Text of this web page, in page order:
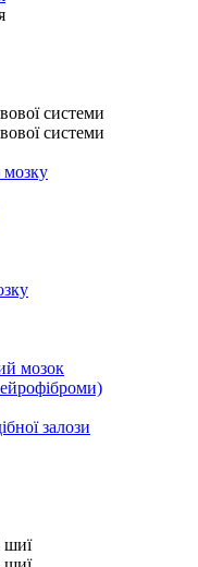
системи
системи
мозок
залози
шиї